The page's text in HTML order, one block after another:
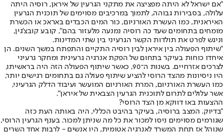
"אם ישראל לא היתה מפציצה את מתקני הגרעין של איראן, רוסיה היתה
עלולה, בסבירות גבוהה, לתמוך במרכיבים מסוימים של תוכנית הגרעין
האיראנית, כמו העשרת האורניום, כור המים הכבדים באראכ או הכשרת
מומחים בתחומים שעד כה רוסיה נמנעה מלעזור בהם", קובע קובצ'גין,
וניגש לפרט את תולדות הקשר הגרעיני בין שתי המדינות.
"שיתוף הפעולה בין איראן לבין רוסיה התקיים והתפתח במשך השנים. הן
איחדו כוחות בעיקר בתחום של הפקת אנרגיה גרעינית ומחקר גרעיני
לצרכים אזרחיים. בשנות ה־90, כאשר שיתוף הפעולה הזה היה בראשיתו,
היו ניסיונות מהצד הרוסי להציע שיתוף פעולה גם בתחומים רגישים יותר,
כמו העשרת האורניום, המרת האורניום המועשר ועיבוד הדלק הגרעיני,
אשר עלולים לתרום לתוכנית הגרעין הצבאית של איראן".
ההצעות באו דווקא מן הצד הרוסי?
"בדיוק. המצב ברוסיה, בעיקר בהיבט הכללי, היה באותה העת כזה
שגורמים מסוימים ניסו למכור את כל מה שניתן למכור. בענף הגרעין הרוסי,
שנוהל אז תחת המשרד לאנרגיה אטומית, היו אנשים - לרבות אחד השרים